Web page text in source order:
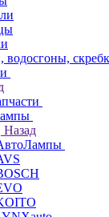
водосгоны,
Назад